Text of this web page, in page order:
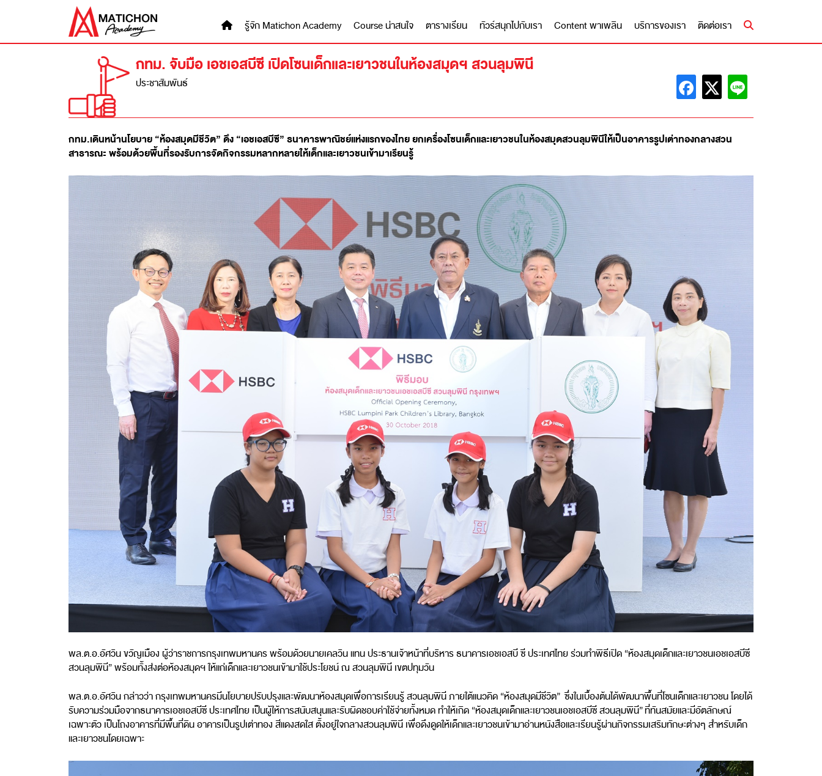
รู้จัก Matichon Academy Course น่าสนใจ ตารางเรียน ทัวร์สนุกไปกับเรา Content พาเพลิน บริการของเรา ติดต่อเรา
กทม. จับมือ เอชเอสบีซี เปิดโซนเด็กและเยาวชนในห้องสมุดฯ สวนลุมพินี
ประชาสัมพันธ์
กทม.เดินหน้านโยบาย“ห้องสมุดมีชีวิต” ดึง “เอชเอสบีซี” ธนาคารพาณิชย์แห่งแรกของไทย ยกเครื่องโซนเด็กและเยาวชนในห้องสมุดสวนลุมพินีให้เป็นอาคารรูปเต่าทองกลางสวน
สาธารณะ พร้อมด้วยพื้นที่รองรับการจัดกิจกรรมหลากหลายให้เด็กและเยาวชนเข้ามาเรียนรู้
พล.ต.อ.อัศวิน ขวัญเมือง ผู้ว่าราชการกรุงเทพมหานคร พร้อมด้วยนายเคลวิน แทน ประธานเจ้าหน้าที่บริหาร ธนาคารเอชเอสบี ซี ประเทศไทย ร่วมทำพิธีเปิด “ห้องสมุดเด็กและเยาวชนเอชเอสบีซี
สวนลุมพินี” พร้อมทั้งส่งต่อห้องสมุดฯ ให้แก่เด็กและเยาวชนเข้ามาใช้ประโยชน์ ณ สวนลุมพินี เขตปทุมวัน
พล.ต.อ.อัศวิน กล่าวว่า กรุงเทพมหานครมีนโยบายปรับปรุงและพัฒนาห้องสมุดเพื่อการเรียนรู้ สวนลุมพินี ภายใต้แนวคิด “ห้องสมุดมีชีวิต” ซึ่งในเบื้องต้นได้พัฒนาพื้นที่โซนเด็กและเยาวชน โดยได้
รับความร่วมมือจากธนาคารเอชเอสบีซี ประเทศไทย เป็นผู้ให้การสนับสนุนและรับผิดชอบค่าใช้จ่ายทั้งหมด ทำให้เกิด “ห้องสมุดเด็กและเยาวชนเอชเอสบีซี สวนลุมพินี” ที่ทันสมัยและมีอัตลักษณ์
เฉพาะตัว เป็นโถงอาคารที่มีพื้นที่ดิน อาคารเป็นรูปเต่าทอง สีแดงสดใส ตั้งอยู่ใจกลางสวนลุมพินี เพื่อดึงดูดให้เด็กและเยาวชนเข้ามาอ่านหนังสือและเรียนรู้ผ่านกิจกรรมเสริมทักษะต่างๆ สำหรับเด็ก
และเยาวชนโดยเฉพาะ